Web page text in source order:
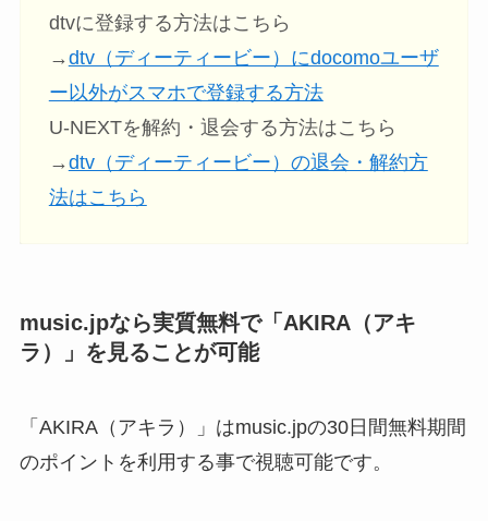
dtvに登録する方法はこちら
→dtv（ディーティービー）にdocomoユーザ
ー以外がスマホで登録する方法
U-NEXTを解約・退会する方法はこちら
→dtv（ディーティービー）の退会・解約方
法はこちら
music.jpなら実質無料で「AKIRA（アキ
ラ）」を見ることが可能
「AKIRA（アキラ）」はmusic.jpの30日間無料期間
のポイントを利用する事で視聴可能です。